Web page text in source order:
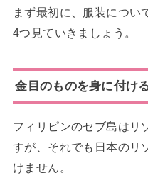
まず最初に、服装につい
4つ見ていきましょう。
金目のものを身に付け
フィリピンのセブ島はリ
すが、それでも日本のリ
けません。